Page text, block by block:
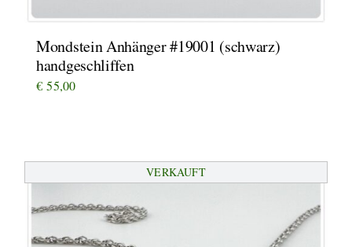
Mondstein Anhänger #19001 (schwarz)
handgeschliffen
€ 55,00
VERKAUFT